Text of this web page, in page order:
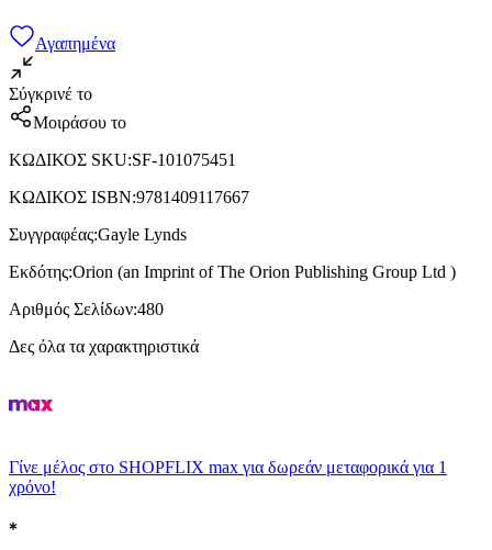
Αγαπημένα
Σύγκρινέ το
Μοιράσου το
ΚΩΔΙΚΟΣ SKU:SF-101075451
ΚΩΔΙΚΟΣ ISBN:9781409117667
Συγγραφέας:Gayle Lynds
Εκδότης:Orion (an Imprint of The Orion Publishing Group Ltd )
Αριθμός Σελίδων:480
Δες όλα τα χαρακτηριστικά
Γίνε μέλος στο SHOPFLIX max για δωρεάν μεταφορικά για 1
χρόνο!